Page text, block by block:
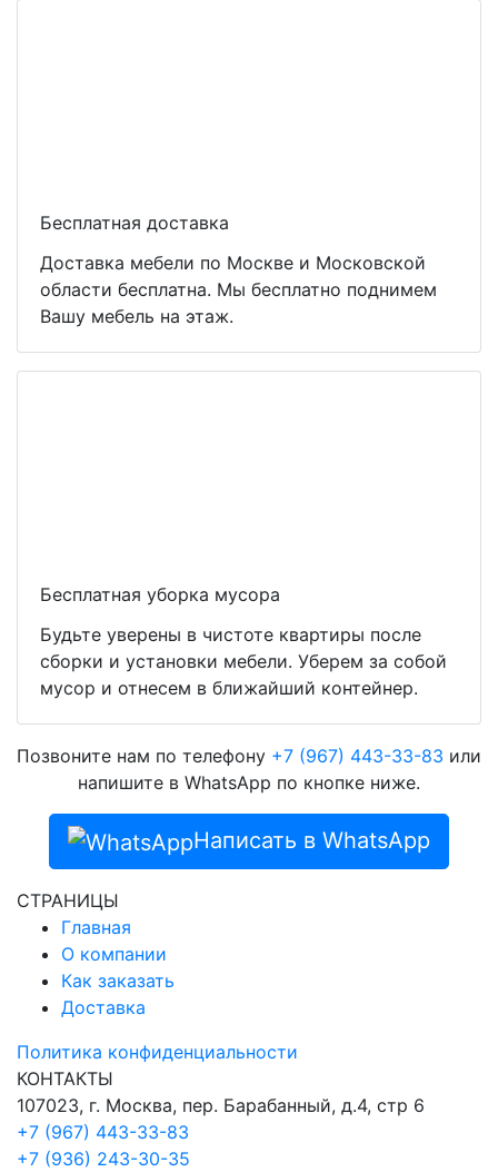
Бесплатная доставка
Доставка мебели по Москве и Московской
области бесплатна. Мы бесплатно поднимем
Вашу мебель на этаж.
Бесплатная уборка мусора
Будьте уверены в чистоте квартиры после
сборки и установки мебели. Уберем за собой
мусор и отнесем в ближайший контейнер.
Позвоните нам по телефону +7 (967) 443-33-83 или
напишите в WhatsApp по кнопке ниже.
Написать в WhatsApp
СТРАНИЦЫ
Главная
О компании
Как заказать
Доставка
Политика конфиденциальности
КОНТАКТЫ
107023, г. Москва, пер. Барабанный, д.4, стр 6
+7 (967) 443-33-83
+7 (936) 243-30-35